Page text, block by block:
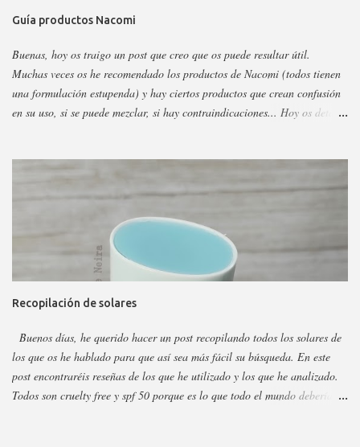
Guía productos Nacomi
Buenas, hoy os traigo un post que creo que os puede resultar útil.
Muchas veces os he recomendado los productos de Nacomi (todos tienen
una formulación estupenda) y hay ciertos productos que crean confusión
en su uso, si se puede mezclar, si hay contraindicaciones... Hoy os detallo
corporales, así es más fácil, además al final añadiré gamas concretas. La
marca tiene otros sérum y cremas, pero estos son los más dificilillos de
tenéis en casi todas las perfumerías, es cruelty free y casi toda vegana.
Hay ciertos productos que no están en todas las webs, pero como se suele
decir Google es nuestro amigo. Empecemos: Productos faciales Dermo
loción limpiadora ceramidas Precio: 4 euros. Cantidad: 150 ml.
Propiedades: Limpiador acuoso para todas las pieles, pero p...
Recopilación de solares
Buenos días, he querido hacer un post recopilando todos los solares de
los que os he hablado para que así sea más fácil su búsqueda. En este
post encontraréis reseñas de los que he utilizado y los que he analizado.
Todos son cruelty free y spf 50 porque es lo que todo el mundo debería